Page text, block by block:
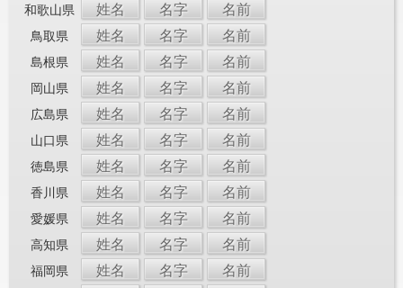
和歌山県 姓名 名字 名前
鳥取県 姓名 名字 名前
島根県 姓名 名字 名前
岡山県 姓名 名字 名前
広島県 姓名 名字 名前
山口県 姓名 名字 名前
徳島県 姓名 名字 名前
香川県 姓名 名字 名前
愛媛県 姓名 名字 名前
高知県 姓名 名字 名前
福岡県 姓名 名字 名前